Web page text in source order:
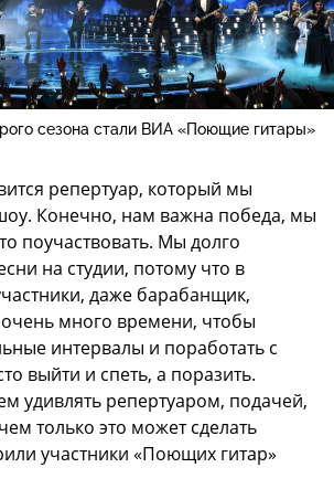
сезона стали ВИА «Поющие гитары»
репертуар, который мы
Конечно, нам важна победа, мы
поучаствовать. Мы долго
на студии, потому что в
даже барабанщик,
много времени, чтобы
интервалы и поработать с
выйти и спеть, а поразить.
удивлять репертуаром, подачей,
только это может сделать
участники «Поющих гитар»